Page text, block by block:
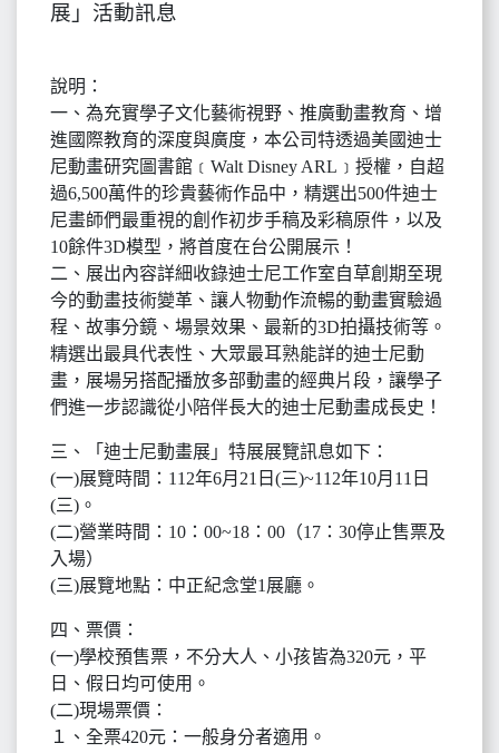
展」活動訊息
說明：
一、為充實學子文化藝術視野、推廣動畫教育、增
進國際教育的深度與廣度，本公司特透過美國迪士
尼動畫研究圖書館﹝Walt Disney ARL﹞授權，自超
過6,500萬件的珍貴藝術作品中，精選出500件迪士
尼畫師們最重視的創作初步手稿及彩稿原件，以及
10餘件3D模型，將首度在台公開展示！
二、展出內容詳細收錄迪士尼工作室自草創期至現
今的動畫技術變革、讓人物動作流暢的動畫實驗過
程、故事分鏡、場景效果、最新的3D拍攝技術等。
精選出最具代表性、大眾最耳熟能詳的迪士尼動
畫，展場另搭配播放多部動畫的經典片段，讓學子
們進一步認識從小陪伴長大的迪士尼動畫成長史！
三、「迪士尼動畫展」特展展覽訊息如下：
(一)展覽時間：112年6月21日(三)~112年10月11日
(三)。
(二)營業時間：10：00~18：00（17：30停止售票及
入場）
(三)展覽地點：中正紀念堂1展廳。
四、票價：
(一)學校預售票，不分大人、小孩皆為320元，平
日、假日均可使用。
(二)現場票價：
１、全票420元：一般身分者適用。